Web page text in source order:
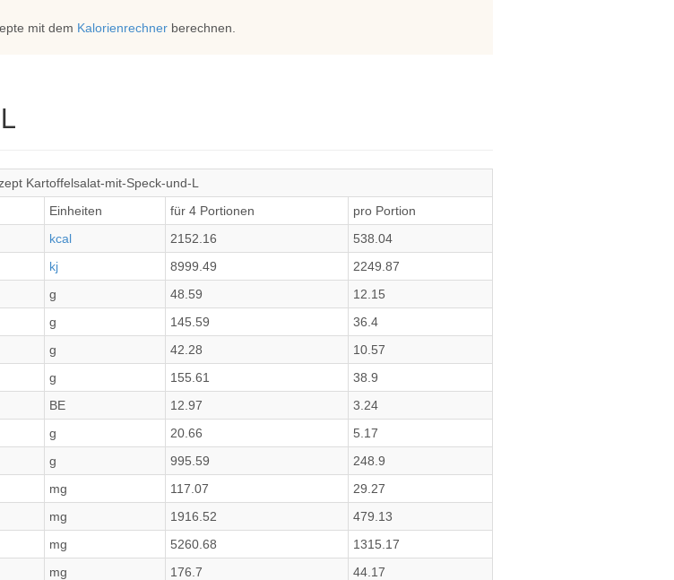
mit dem Kalorienrechner berechnen.
Kartoffelsalat-mit-Speck-und-L
Einheiten für 4 Portionen
pro Portion
kcal 2152.16
538.04
kj 8999.49
2249.87
g 48.59
12.15
g 145.59
36.4
g 42.28
10.57
g 155.61
38.9
BE 12.97
3.24
g 20.66
5.17
g 995.59
248.9
mg 117.07
29.27
mg 1916.52
479.13
mg 5260.68
1315.17
mg 176.7
44.17